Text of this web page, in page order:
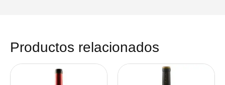
Productos relacionados